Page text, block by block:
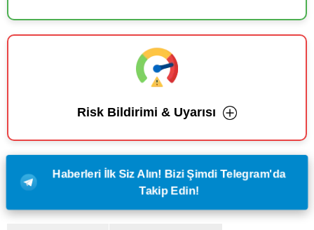
Risk Bildirimi & Uyarısı
Haberleri İlk Siz Alın! Bizi Şimdi Telegram'da
Takip Edin!